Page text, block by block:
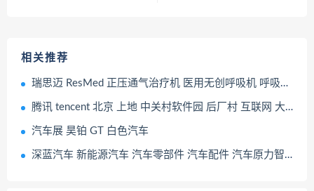
相关推荐
瑞思迈 ResMed 正压通气治疗机 医用无创呼吸机 呼吸机 睡眠检测器 医疗保健产品
腾讯 tencent 北京 上地 中关村软件园 后厂村 互联网 大厂
汽车展 昊铂 GT 白色汽车
深蓝汽车 新能源汽车 汽车零部件 汽车配件 汽车原力智能增程